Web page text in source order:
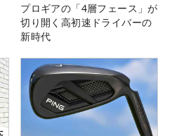
プロギアの「4層フェース」が
切り開く高初速ドライバーの
新時代